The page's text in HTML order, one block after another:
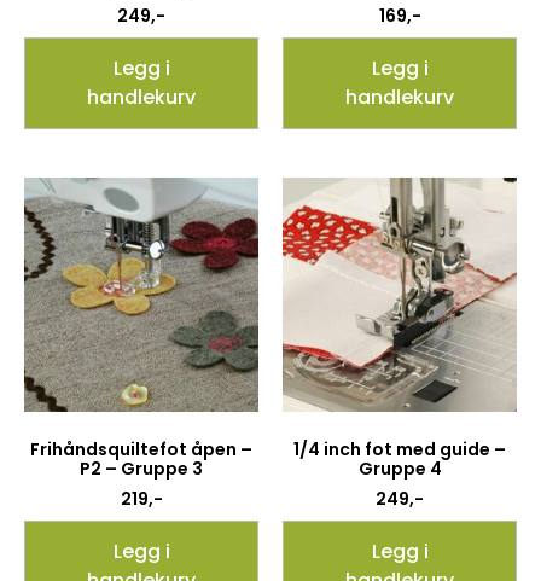
249,-
Legg i
handlekurv
169,-
Legg i
handlekurv
Frihåndsquiltefot åpen –
P2 – Gruppe 3
219,-
Legg i
1/4 inch fot med guide –
Gruppe 4
249,-
Legg i